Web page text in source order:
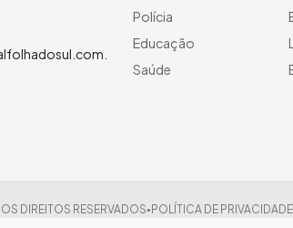
Polícia
Educação
Saúde
DIREITOS RESERVADOS● POLÍTICA DE PRIVACIDADE